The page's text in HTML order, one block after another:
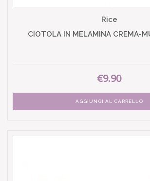
Rice
CIOTOLA IN MELAMINA CREMA-
€9.90
AGGIUNGI AL CARRELLO